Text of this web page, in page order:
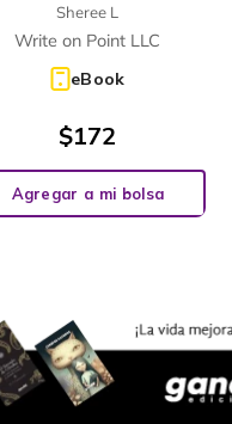
Sheree L
Write on Point LLC
eBook
$172
Agregar a mi bolsa